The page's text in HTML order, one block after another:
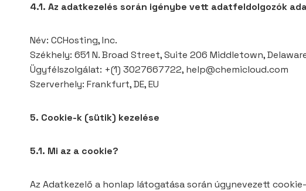
4.1. Az adatkezelés során igénybe vett adatfeldolgozók
Név: CCHosting, Inc.
Székhely: 651 N. Broad Street, Suite 206 Middletown,
Ügyfélszolgálat: +(1) 3027667722, help@chemicloud.com
Szerverhely: Frankfurt, DE, EU
5. Cookie-k (sütik) kezelése
5.1. Mi az a cookie?
Az Adatkezelő a honlap látogatása során úgynevezett